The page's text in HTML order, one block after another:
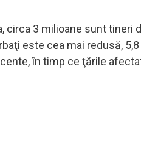
3 milioane sunt tineri
este cea mai redusă,
în timp ce ţările